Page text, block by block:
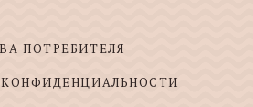
ПОТРЕБИТЕЛЯ